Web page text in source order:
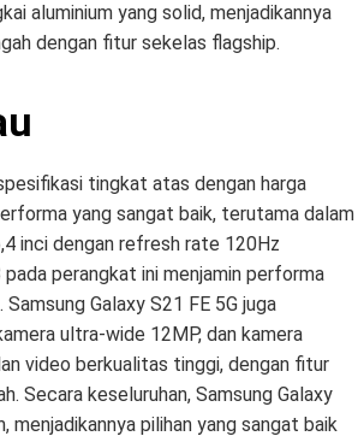
aluminium yang solid, menjadikannya
dengan fitur sekelas flagship.
tingkat atas dengan harga
yang sangat baik, terutama dalam
inci dengan refresh rate 120Hz
perangkat ini menjamin performa
Galaxy S21 FE 5G juga
ultra-wide 12MP, dan kamera
video berkualitas tinggi, dengan fitur
Secara keseluruhan, Samsung Galaxy
menjadikannya pilihan yang sangat baik